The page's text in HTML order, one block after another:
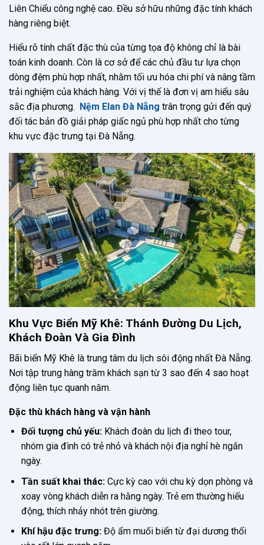
Liên Chiểu công nghệ cao. Đều sở hữu những đặc tính khách
hàng riêng biệt.
Hiểu rõ tính chất đặc thù của từng tọa độ không chỉ là bài
toán kinh doanh. Còn là cơ sở để các chủ đầu tư lựa chọn
dòng đệm phù hợp nhất, nhằm tối ưu hóa chi phí và nâng tầm
trải nghiệm của khách hàng. Với vị thế là đơn vị am hiểu sâu
sắc địa phương. Nệm Elan Đà Nẵng trân trọng gửi đến quý
đối tác bản đồ giải pháp giấc ngủ phù hợp nhất cho từng
khu vực đặc trưng tại Đà Nẵng.
Khu Vực Biển Mỹ Khê: Thánh Đường Du Lịch,
Khách Đoàn Và Gia Đình
Bãi biển Mỹ Khê là trung tâm du lịch sôi động nhất Đà Nẵng.
Nơi tập trung hàng trăm khách sạn từ 3 sao đến 4 sao hoạt
động liên tục quanh năm.
Đặc thù khách hàng và vận hành
Đối tượng chủ yếu:Khách đoàn du lịch đi theo tour,
nhóm gia đình có trẻ nhỏ và khách nội địa nghỉ hè ngắn
ngày.
Tần suất khai thác:Cực kỳ cao với chu kỳ dọn phòng và
xoay vòng khách diễn ra hằng ngày. Trẻ em thường hiếu
động, thích nhảy nhót trên giường.
Khí hậu đặc trưng:Độ ẩm muối biển từ đại dương thổi